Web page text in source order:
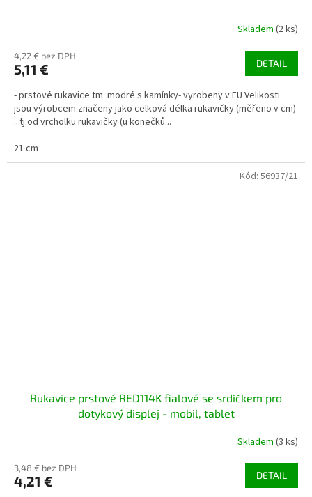
Skladem (2 ks)
4,22 € bez DPH
5,11 € DETAIL
- prstové rukavice tm. modré s kamínky- vyrobeny v EU Velikosti
jsou výrobcem značeny jako celková délka rukavičky (měřeno v cm)
...tj.od vrcholku rukavičky (u konečků...
21 cm
Rukavice prstové RED114K fialové se srdíčkem pro
dotykový displej - mobil, tablet
Skladem (3 ks)
3,48 € bez DPH
4,21 € DETAIL
Kód: 56937/21